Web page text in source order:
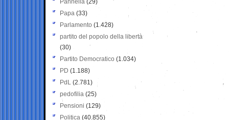
Pannella (29)
Papa (33)
Parlamento (1.428)
partito del popolo della libertà
(30)
Partito Democratico (1.034)
PD (1.188)
PdL (2.781)
pedofilia (25)
Pensioni (129)
Politica (40.855)